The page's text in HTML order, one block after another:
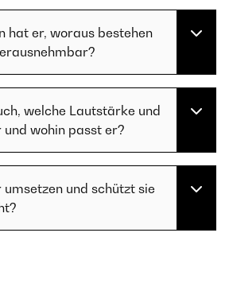
hat er, woraus bestehen
welche Lautstärke und
wohin passt er?
umsetzen und schützt sie